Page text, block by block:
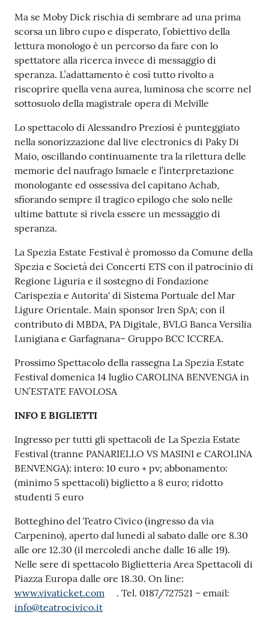
a
f
i
c
i
o
n
i
n
e
A
N
P
R
Tutti
gli
argomenti...
Seguici
Ma se Moby Dick rischia di sembrare ad una prima
scorsa un libro cupo e disperato, l’obiettivo della
lettura monologo è un percorso da fare con lo
spettatore alla ricerca invece di messaggio di
speranza. L’adattamento è così tutto rivolto a
riscoprire quella vena aurea, luminosa che scorre nel
sottosuolo della magistrale opera di Melville
Lo spettacolo di Alessandro Preziosi è punteggiato
nella sonorizzazione dal live electronics di Paky Di
Maio, oscillando continuamente tra la rilettura delle
memorie del naufrago Ismaele e l’interpretazione
monologante ed ossessiva del capitano Achab,
sfiorando sempre il tragico epilogo che solo nelle
ultime battute si rivela essere un messaggio di
speranza.
La Spezia Estate Festival è promosso da Comune della
Spezia e Società dei Concerti ETS con il patrocinio di
Regione Liguria e il sostegno di Fondazione
Carispezia e Autorita' di Sistema Portuale del Mar
Ligure Orientale. Main sponsor Iren SpA; con il
contributo di MBDA, PA Digitale, BVLG Banca Versilia
Lunigiana e Garfagnana– Gruppo BCC ICCREA.
Prossimo Spettacolo della rassegna La Spezia Estate
Festival domenica 14 luglio CAROLINA BENVENGA in
UN’ESTATE FAVOLOSA
INFO E BIGLIETTI
Ingresso per tutti gli spettacoli de La Spezia Estate
Festival (tranne PANARIELLO VS MASINI e CAROLINA
BENVENGA): intero: 10 euro + pv; abbonamento:
(minimo 5 spettacoli) biglietto a 8 euro; ridotto
studenti 5 euro
Botteghino del Teatro Civico (ingresso da via
Carpenino), aperto dal lunedì al sabato dalle ore 8.30
alle ore 12.30 (il mercoledì anche dalle 16 alle 19).
Nelle sere di spettacolo Biglietteria Area Spettacoli di
Piazza Europa dalle ore 18.30. On line:
www.vivaticket.com
. Tel. 0187/727521 – email:
info@teatrocivico.it